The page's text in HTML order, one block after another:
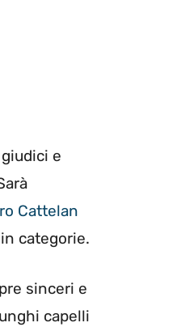
e
Cattelan
categorie.
sinceri e
capelli